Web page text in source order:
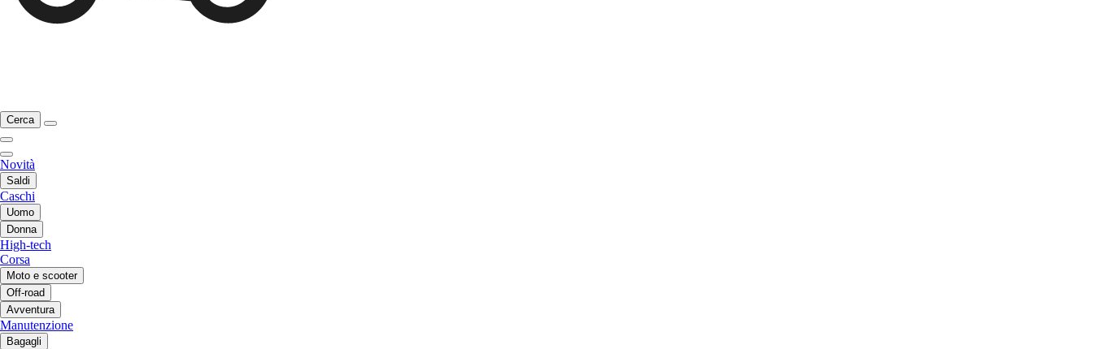
Cerca
Novità
Saldi
Caschi
Uomo
Donna
High-tech
Corsa
Moto e scooter
Off-road
Avventura
Manutenzione
Bagagli